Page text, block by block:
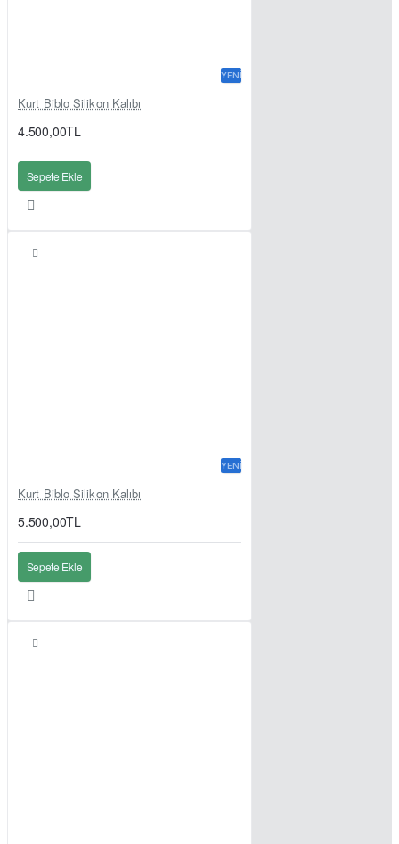
YENI
Kurt Biblo Silikon Kalıbı
4.500,00TL
Sepete Ekle
YENI
Kurt Biblo Silikon Kalıbı
5.500,00TL
Sepete Ekle